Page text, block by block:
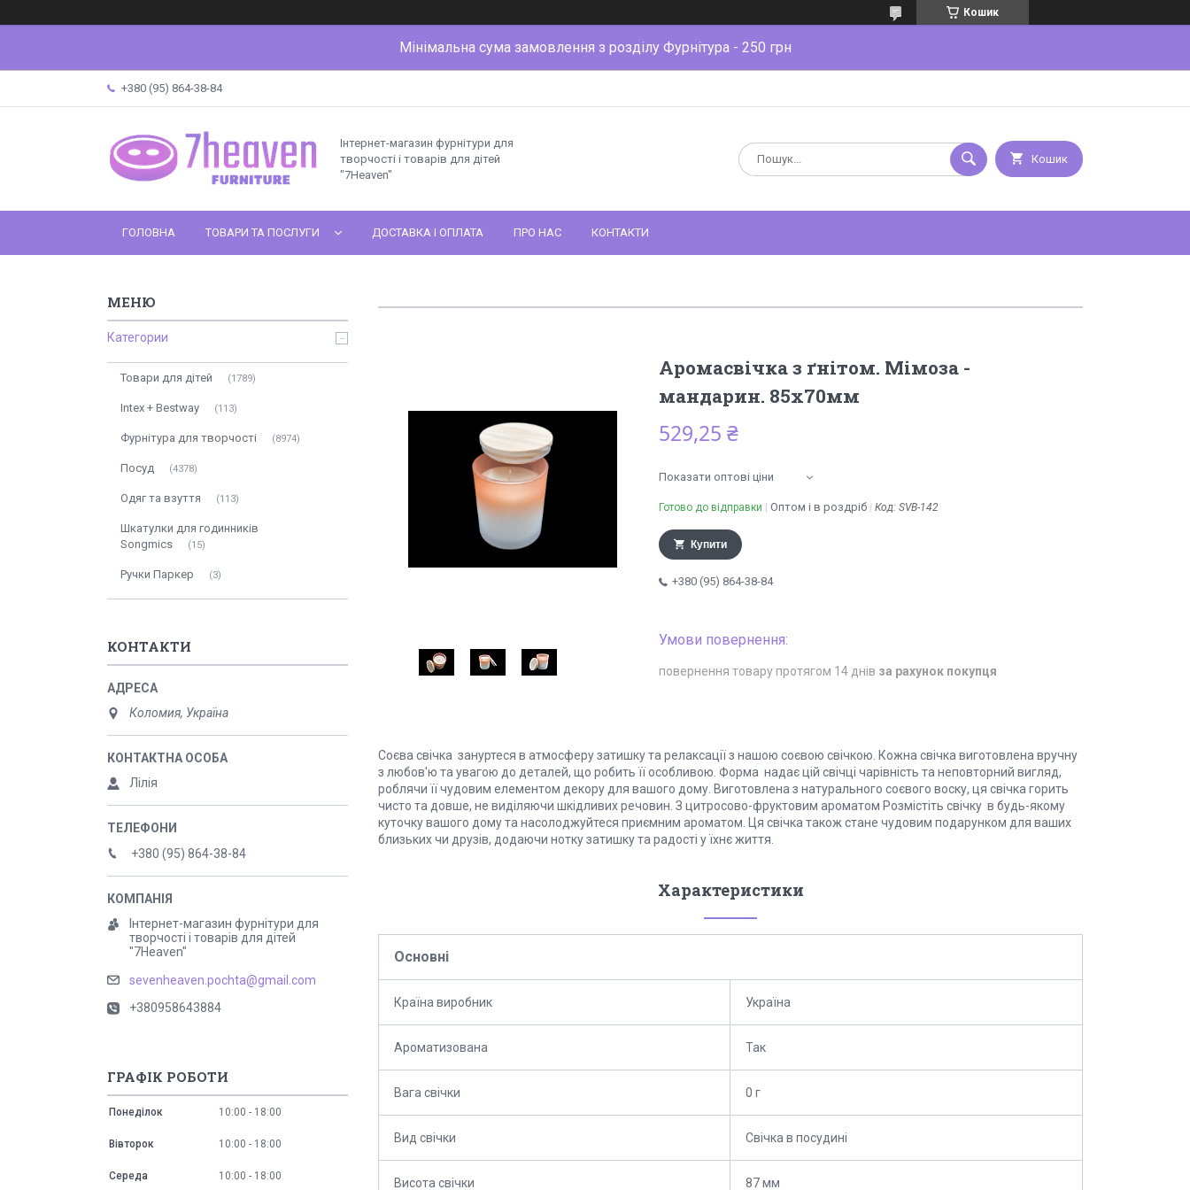
Кошик
Мінімальна сума замовлення з розділу Фурнітура - 250 грн
+380 (95) 864-38-84
Інтернет-магазин фурнітури для
творчості і товарів для дітей
"7Heaven"
Кошик
ГОЛОВНА ТОВАРИ ТА ПОСЛУГИ ДОСТАВКА І ОПЛАТА ПРО НАС КОНТАКТИ
Аромасвічка з ґнітом. Мімоза -
мандарин. 85х70мм
529,25 ₴
Показати оптові ціни
Готово до відправки Оптом і в роздріб Код: SVB-142
Купити
+380 (95) 864-38-84
повернення товару протягом 14 днів за рахунок покупця
Соєва свічка зануртеся в атмосферу затишку та релаксації з нашою соєвою свічкою. Кожна свічка виготовлена вручну
з любов'ю та увагою до деталей, що робить її особливою. Форма надає цій свічці чарівність та неповторний вигляд,
роблячи її чудовим елементом декору для вашого дому. Виготовлена з натурального соєвого воску, ця свічка горить
чисто та довше, не виділяючи шкідливих речовин. З цитросово-фруктовим ароматом Розмістіть свічку в будь-якому
куточку вашого дому та насолоджуйтеся приємним ароматом. Ця свічка також стане чудовим подарунком для ваших
близьких чи друзів, додаючи нотку затишку та радості у їхнє життя.
Характеристики
Основні
Країна виробник Україна
Ароматизована Так
Вага свічки 0 г
Вид свічки Свічка в посудині
Висота свічки 87 мм
Категории
Товари для дітей 1789
Intex + Bestway 113
Фурнітура для творчості 8974
Посуд 4378
Одяг та взуття 113
Шкатулки для годинників
Songmics
15
Ручки Паркер 3
КОНТАКТИ
Коломия, Україна
Лілія
+380 (95) 864-38-84
Інтернет-магазин фурнітури для
творчості і товарів для дітей
"7Heaven"
sevenheaven.pochta@gmail.com
+380958643884
ГРАФІК РОБОТИ
Понеділок 10:00 18:00
Вівторок 10:00 18:00
Середа 10:00 18:00